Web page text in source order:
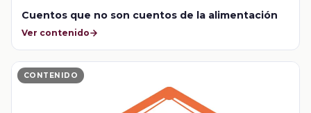
Cuentos que no son cuentos de la alimentación
Ver contenido
CONTENIDO